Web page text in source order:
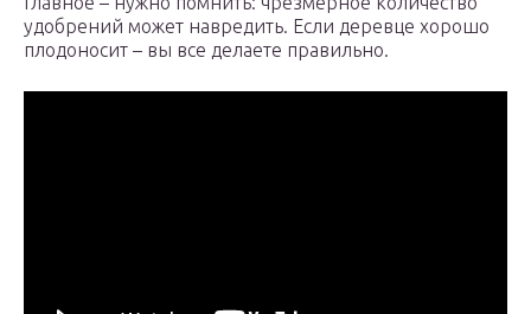
удобрений может навредить. Если деревце хорошо
плодоносит – вы все делаете правильно.